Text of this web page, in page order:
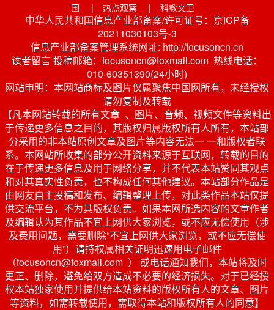
国
| 热点观察 | 科教文卫
中华人民共和国信息产业部备案/许可证号：京ICP备
20211030103号-3
信息产业部备案管理系统网址: http://focusoncn.cn
读者留言 投稿邮箱：focusoncn@foxmail.com 热线电话：
010-60351390(24小时)
网站申明：本网站商标及图片仅属聚焦中国网所有，未经授权
请勿复制及转载
【凡本网站转载的所有文章 、图片、音频、视频文件等资料出
于传递更多信息之目的，其版权归属版权所有人所有，本站部
分采用的非本站原创文章及图片等内容无法一 一和版权者联
系。本网站所收集的部分公开资料来源于互联网，转载的目的
在于传递更多信息及用于网络分享，并不代表本站赞同其观点
和对其真实性负责，也不构成任何其他建议。本站部分作品是
由网友自主投稿和发布、编辑整理上传，对此类作品本站仅提
供交流平台，不为其版权负责。如果本网所选内容的文章作者
及编辑认为其作品不宜上网供大家浏览，或不应无偿使用（涉
及费用问题，需要删除“不宜上网供大家浏览，或不应无偿使
用”）请持权属相关证明迅速用电子邮件
（focusoncn@foxmail.com ） 或电话通知我们，本站将及时
更正、删除，避免给双方造成不必要的经济损失。对于已经授
权本站独家使用并提供给本站资料的版权所有人的文章、图片
等资料，如需转载使用，需取得本站和版权所有人的同意】